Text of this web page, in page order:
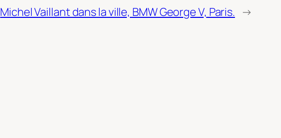
Michel Vaillant dans la ville, BMW George V, Paris. →